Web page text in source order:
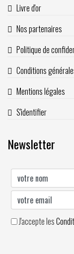
Livre d'or
Nos partenaires
Politique de
Conditions
Mentions légales
S'identifier
Newsletter
J'accepte les